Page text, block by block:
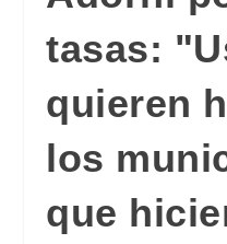
tasas:
quieren
los
que